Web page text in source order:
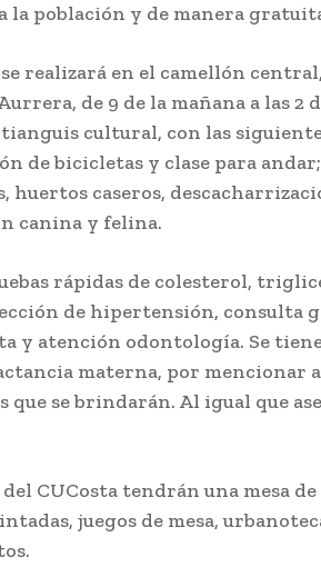
la población y de manera
realizará en el camellón
de 9 de la mañana a las 2
cultural, con las
de bicicletas y clase para
caseros,
canina y felina.
rápidas de colesterol,
de hipertensión, consulta
y atención odontología. Se
materna, por mencionar
que se brindarán. Al igual que
CUCosta tendrán una mesa
juegos de mesa,